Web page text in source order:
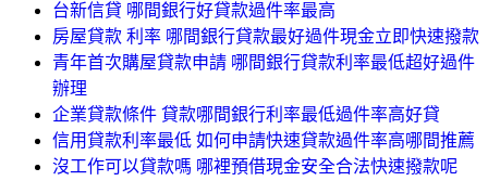
台新信貸 哪間銀行好貸款過件率最高
房屋貸款 利率 哪間銀行貸款最好過件現金立即快速撥款
青年首次購屋貸款申請 哪間銀行貸款利率最低超好過件
辦理
企業貸款條件 貸款哪間銀行利率最低過件率高好貸
信用貸款利率最低 如何申請快速貸款過件率高哪間推薦
沒工作可以貸款嗎 哪裡預借現金安全合法快速撥款呢